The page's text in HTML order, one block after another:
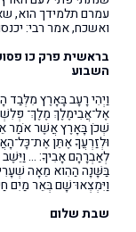
עמרם תלמידך הוא,
ואשכח, אמר רבי:
בראשית פרק כו
השבוע
וַיְהִי רָעָב בָּאָרֶץ מִלְּבַד
אֶל־אֲבִימֶלֶךְ מֶלֶךְ־
שְׁכֹן בָּאָרֶץ אֲשֶׁר אֹמַר
וּלְזַרְעֲךָ אֶתֵּן
לְאַבְרָהָם אָבִיךָ: …
בַּשָּׁנָה הַהִוא מֵאָה
וַיִּמְצְאוּ־שָׁם בְּאֵר מַיִם
שבת שלום